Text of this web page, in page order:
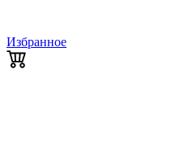
Избранное